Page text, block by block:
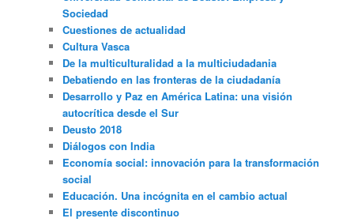
Sociedad
Cuestiones de actualidad
Cultura Vasca
De la multiculturalidad a la multiciudadania
Debatiendo en las fronteras de la ciudadanía
Desarrollo y Paz en América Latina: una visión
autocrítica desde el Sur
Deusto 2018
Diálogos con India
Economía social: innovación para la transformación
social
Educación. Una incógnita en el cambio actual
El presente discontinuo